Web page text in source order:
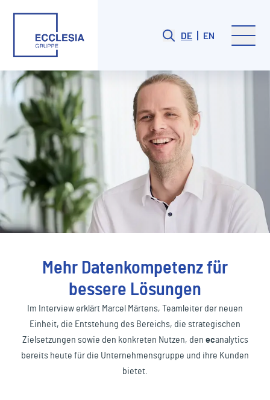
DE EN
Mehr Datenkompetenz für
bessere Lösungen
Im Interview erklärt Marcel Märtens, Teamleiter der neuen
Einheit, die Entstehung des Bereichs, die strategischen
Zielsetzungen sowie den konkreten Nutzen, den ecanalytics
bereits heute für die Unternehmensgruppe und ihre Kunden
bietet.